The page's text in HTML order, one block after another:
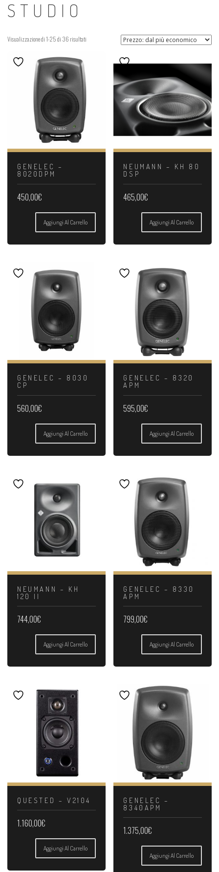
STUDIO
Visualizzazione di 1-25 di 36 risultati
GENELEC –
8020DPM
450,00€
Aggiungi Al Carrello
NEUMANN – KH 80
DSP
465,00€
Aggiungi Al Carrello
GENELEC – 8030
CP
560,00€
Aggiungi Al Carrello
GENELEC – 8320
APM
595,00€
Aggiungi Al Carrello
NEUMANN – KH
120 II
744,00€
Aggiungi Al Carrello
GENELEC – 8330
APM
799,00€
Aggiungi Al Carrello
QUESTED – V2104
1.160,00€
Aggiungi Al Carrello
GENELEC –
8340APM
1.375,00€
Aggiungi Al Carrello